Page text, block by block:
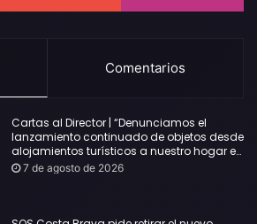
Comentarios
Cartas al Director | “Denunciamos el
lanzamiento continuado de objetos desde
alojamientos turísticos a nuestro hogar en
Lloret: Podría haber causado una
7 de agosto de 2026